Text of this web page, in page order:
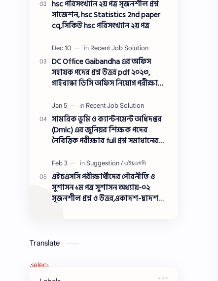
hsc পরিসংখ্যান ২য় পত্র সৃজনশীল প্রশ্ন
সাজেশন, hsc Statistics 2nd paper
cq,সিকিউ hsc পরিসংখ্যান ২য় পত্র
DC Office Gaibandha এর অফিস
সহায়ক পদের প্রশ্ন উত্তর pdf ২০২৩,
গাইবান্ধা ডিসি অফিস নিয়োগ পরীক্ষা
২০২৩
সামরিক ভূমি ও ক্যান্টনমেন্ট অধিদপ্তর
(Dmlc) এর জুনিয়র শিক্ষক পদের
নৈবিত্তিক পরীক্ষার full প্রশ্ন সমাধানের
question solution pdf 2023,সামরিক
ভূমি ও ক্যান্টনমেন্ট অধিদপ্তর প্রশ্ন
সমাধান ২০২৩
এইচএসসি পরীক্ষার্থীদের পৌরনীতি ও
সুশাসন ১ম পত্র সুশাসন অধ্যায়-০২
সৃজনশীল প্রশ্ন ও উত্তর,একাদশ-দ্বাদশ
Translate
Select Language